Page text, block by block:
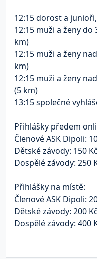
12:15 dorost a
12:15 muži a ženy do
km)
12:15 muži a ženy
km)
12:15 muži a ženy
(5 km)
13:15 společné
Přihlášky předem
Členové ASK Dipoli:
Dětské závody: 150 Kč
Dospělé závody: 250
Přihlášky na místě:
Členové ASK Dipoli:
Dětské závody: 200 Kč
Dospělé závody: 400